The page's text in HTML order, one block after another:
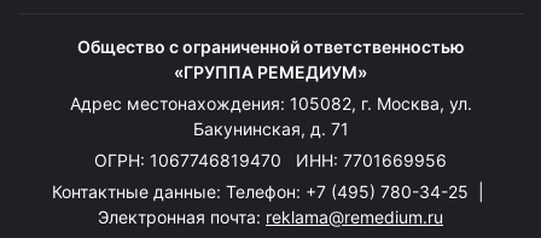
Общество с ограниченной ответственностью
«ГРУППА РЕМЕДИУМ»
Адрес местонахождения: 105082, г. Москва, ул.
Бакунинская, д. 71
ОГРН: 1067746819470 ИНН: 7701669956
Контактные данные: Телефон: +7 (495) 780-34-25
Электронная почта: reklama@remedium.ru